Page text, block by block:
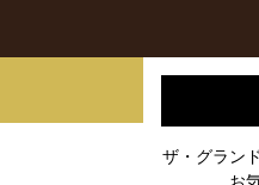
ザ・グラン